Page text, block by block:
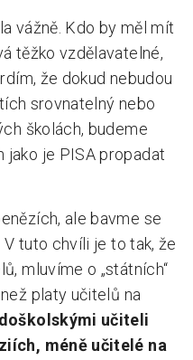
vážně. Kdo by měl mít
těžko vzdělavatelné,
že dokud nebudou
srovnatelný nebo
školách, budeme
jako je PISA propadat
ale bavme se
tuto chvíli je to tak, že
mluvíme o „státních“
platy učitelů na
učiteli
méně učitelé na